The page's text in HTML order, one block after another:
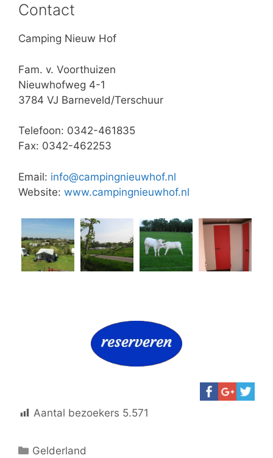
Contact
Camping Nieuw Hof
Fam. v. Voorthuizen
Nieuwhofweg 4-1
3784 VJ Barneveld/Terschuur
Telefoon: 0342-461835
Fax: 0342-462253
Email: info@campingnieuwhof.nl
Website: www.campingnieuwhof.nl
Aantal bezoekers 5.571
Categorieën
Gelderland